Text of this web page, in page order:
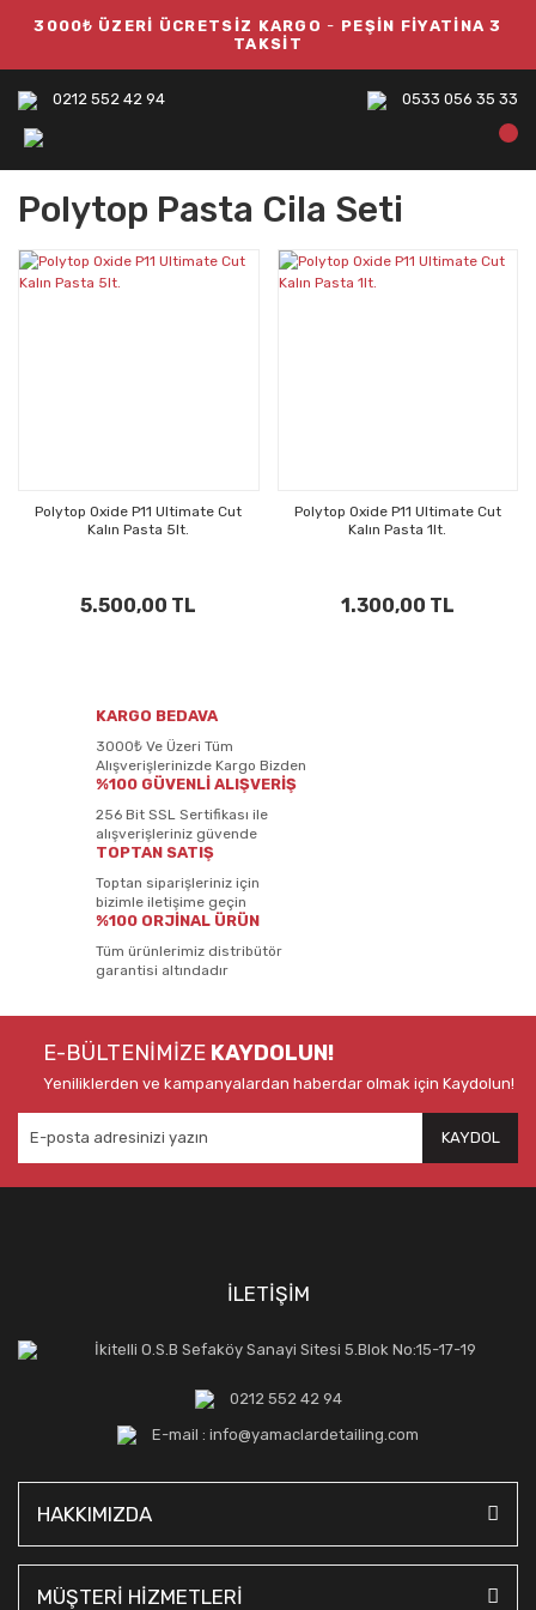
3000₺ ÜZERİ ÜCRETSİZ KARGO - PEŞİN FİYATİNA 3
TAKSİT
0212 552 42 94 0533 056 35 33
Polytop Pasta Cila Seti
Polytop Oxide P11 Ultimate Cut
Kalın Pasta 5lt.
5.500,00 TL
Polytop Oxide P11 Ultimate Cut
Kalın Pasta 1lt.
1.300,00 TL
KARGO BEDAVA
3000₺ Ve Üzeri Tüm
Alışverişlerinizde Kargo Bizden
%100 GÜVENLİ ALIŞVERİŞ
256 Bit SSL Sertifikası ile
alışverişleriniz güvende
TOPTAN SATIŞ
Toptan siparişleriniz için
bizimle iletişime geçin
%100 ORJİNAL ÜRÜN
Tüm ürünlerimiz distribütör
garantisi altındadır
E-BÜLTENİMİZE KAYDOLUN!
Yeniliklerden ve kampanyalardan haberdar olmak için Kaydolun!
KAYDOL
İLETİŞİM
İkitelli O.S.B Sefaköy Sanayi Sitesi 5.Blok No:15-17-19
0212 552 42 94
E-mail : info@yamaclardetailing.com
HAKKIMIZDA
MÜŞTERİ HİZMETLERİ